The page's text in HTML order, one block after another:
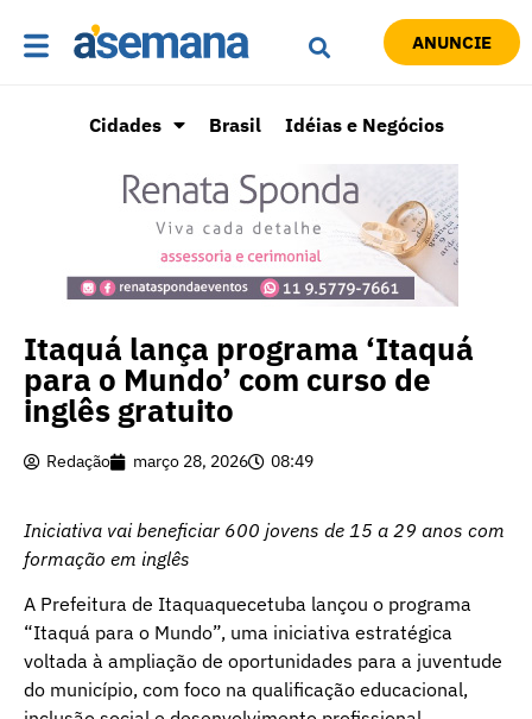
ANUNCIE
Cidades Brasil Idéias e Negócios
Itaquá lança programa ‘Itaquá
para o Mundo’ com curso de
inglês gratuito
Redação março 28, 2026 08:49
Iniciativa vai beneficiar 600 jovens de 15 a 29 anos com
formação em inglês
A Prefeitura de Itaquaquecetuba lançou o programa
“Itaquá para o Mundo”, uma iniciativa estratégica
voltada à ampliação de oportunidades para a juventude
do município, com foco na qualificação educacional,